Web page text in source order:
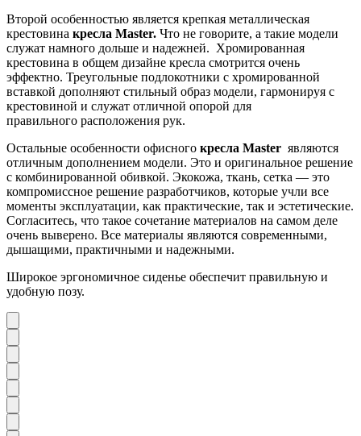
Второй особенностью является крепкая металлическая
крестовина кресла Master. Что не говорите, а такие модели
служат намного дольше и надежней. Хромированная
крестовина в общем дизайне кресла смотрится очень
эффектно. Треугольные подлокотники с хромированной
вставкой дополняют стильный образ модели, гармонируя с
крестовиной и служат отличной опорой для
правильного расположения рук.
Остальные особенности офисного кресла Master являются
отличным дополнением модели. Это и оригинальное решение
с комбинированной обивкой. Экокожа, ткань, сетка — это
компромиссное решение разработчиков, которые учли все
моменты эксплуатации, как практические, так и эстетические.
Согласитесь, что такое сочетание материалов на самом деле
очень выверено. Все материалы являются современными,
дышащими, практичными и надежными.
Широкое эргономичное сиденье обеспечит правильную и
удобную позу.